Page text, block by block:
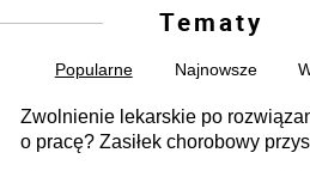
Tematy
Popularne Najnowsze
Zwolnienie lekarskie po
o pracę? Zasiłek chorobowy